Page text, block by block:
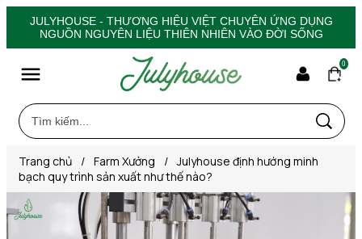
JULYHOUSE - THƯƠNG HIỆU VIỆT CHUYÊN ỨNG DỤNG
NGUỒN NGUYÊN LIỆU THIÊN NHIÊN VÀO ĐỜI SỐNG
0
Trang chủ / Farm Xưởng / Julyhouse định hướng minh
bạch quy trình sản xuất như thế nào?